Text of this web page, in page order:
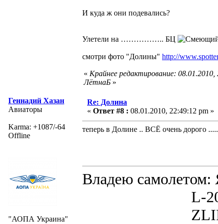
И куда ж они подевались?
Улетели на …………….. БЦ
смотри фото "Долины" http://
« Крайнее редактирование:
ЛётнаБ »
Геннадий Хазан
Авиаторы
Karma: +1087/-64
Offline
"АОПА Украина"
Re: Долина
« Ответ #8 : 08.01.2010, 22:49:12 pm »
теперь в Долине .. ВСЁ очень дорого
Владею
L-200D
ZLIN 526